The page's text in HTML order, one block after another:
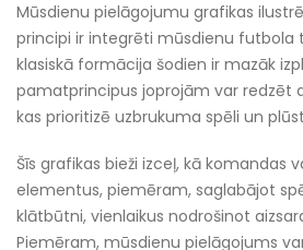
Mūsdienu pielāgojumu grafikas
principi ir integrēti mūsdienu futbola
klasiskā formācija šodien ir mazāk
pamatprincipus joprojām var redzēt
kas prioritizē uzbrukuma spēli un
Šīs grafikas bieži izceļ, kā komandas
elementus, piemēram, saglabājot
klātbūtni, vienlaikus nodrošinot
Piemēram, mūsdienu pielāgojums